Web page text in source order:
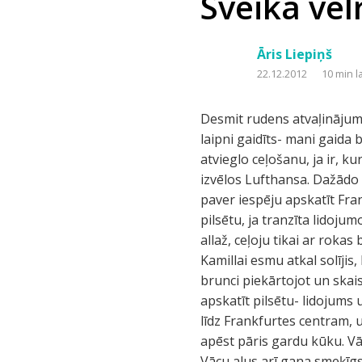
Āris Liepiņš
22.12.2012 10 min
Desmit rudens atvaļinājuma dienas novembrī atkal esmu saņēmies doties uz Maiami tropiskajā Floridā.Esmu tur laipni gaidīts- mani gaida brālēna Māra jaukās meitenes Luna un Kamilla, un viņu mamma Ļena.Kā allaž tas ļoti atvieglo ceļošanu, ja ir, kur palikt- pie draugiem vai radiem.Laicīgi meklējot labākās cenas un lidojumus, šoreiz izvēlos Lufthansa. Dažādo aviolīniju cenas ir samērā līdzīgas, bet maršruts Edinburga- Frankfurte- Maiami vēl paver iespēju apskatīt Frankfurti, kur līdz šim nav gadījies pabūt. Līdzīgi esmu redzējis ne vienu vien Eiropas pilsētu, ja tranzīta lidojumos pieticis laika. Agrā pēcpusdienā Edinburgas lidostā sēžos nelielajā A320 lidmašīnā.Kā allaž, ceļoju tikai ar rokas bagāžu, kas stipri atvieglo pārvietošanos un saīsina gaidīšanu lidostās. Lunai un Kamillai esmu atkal solījis, ka būšu savā Skotu kiltā. Ar to jāapgūst dažas visnotaļ sievišķiīgas manieres- sēsties, brunci piekārtojot un skaisti turot ceļus cieši kopā. Frankfurtē esmu pievakarē. Tikko satumsis. Varu doties apskatīt pilsētu- lidojums uz Maiami ir nākamajā rītā. Vakars ir pavisam rēns- bez lietus un vēja.Ar vilcienu tieku līdz Frankfurtes centram, un varu nesteidzīgi izmest pa satumsušo pilsētu krietnu loku. Nelaižu garām izdevību apēst pāris gardu kūku. Vācu beķereja ir patiešām uzslavas vērta. Arī pāris kausu alus pilsētā piestāju izdzert. Vācu alus arī gana smeķīgs. Ar jo lielu prieku izmantoju izdevību atsvaidzināt krietni piemirsto vācu valodu. Zinu, ka runāju ar kļūdām, tomēr cenšos, cik varu. Pilsētā garāmgājēju uzmanību pievelk mans Skotu mundieris. Ja atklāti, tad- zinu, ka kilts allaž piesaista uzmanību, un nedaudz ar to pat "izbraucu". Kiltu esmu iegādājies jau sen, ar savu skotu kolēģu atļauju un svētību. Atrodu to esam skaistu un elegantu. Protams, ka gribētos jo vairāk savu Letiņu tautas tērpu, tomēr to sagādāt nav viegli- tad tas jāpasūta pie drēbnieka, atbilstošu manām Vidzemes saknēm- no Rūjienas puses. Apskatījis Frankfurti, krietnā vakarā atgriežos lidostā. It kā jāpasnauž būtu, taču aizraujos ar zviedru rakstnieces Selmas Lāgerlēvas grāmatu "Gēsta Berlings", un tā arī pienāk rīts. Izgājis kārtējo drošības kontroli, vēl noēdu prāvu picu (tā bija patiešām garšīga) un izdzeru kausu alus pirms tāla lidojuma. Pirmoreiz lidošu ar A380 lidmašīnu.Lidot man ļoti